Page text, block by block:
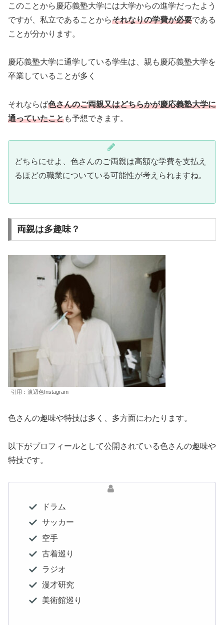
このことから慶応義塾大学には大学からの進学だったよう
ですが、私立であることからそれなりの学費が必要である
ことが分かります。
慶応義塾大学に通学している学生は、親も慶応義塾大学を
卒業していることが多く
それならば色さんのご両親又はどちらかが慶応義塾大学に
通っていたことも予想できます。
どちらにせよ、色さんのご両親は高額な学費を支払え
るほどの職業についている可能性が考えられますね。
両親は多趣味？
引用：渡辺色Instagram
色さんの趣味や特技は多く、多方面にわたります。
以下がプロフィールとして公開されている色さんの趣味や
特技です。
ドラム
サッカー
空手
古着巡り
ラジオ
漫才研究
美術館巡り